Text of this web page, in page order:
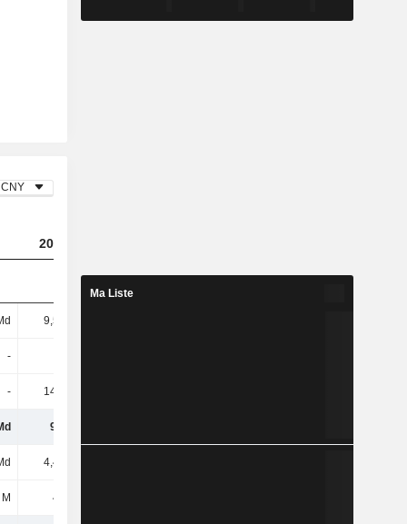
CNY
2023
9,59 Md
-
- 14,82 M
9,6 Md
4,46 Md
482 M
Ma Liste